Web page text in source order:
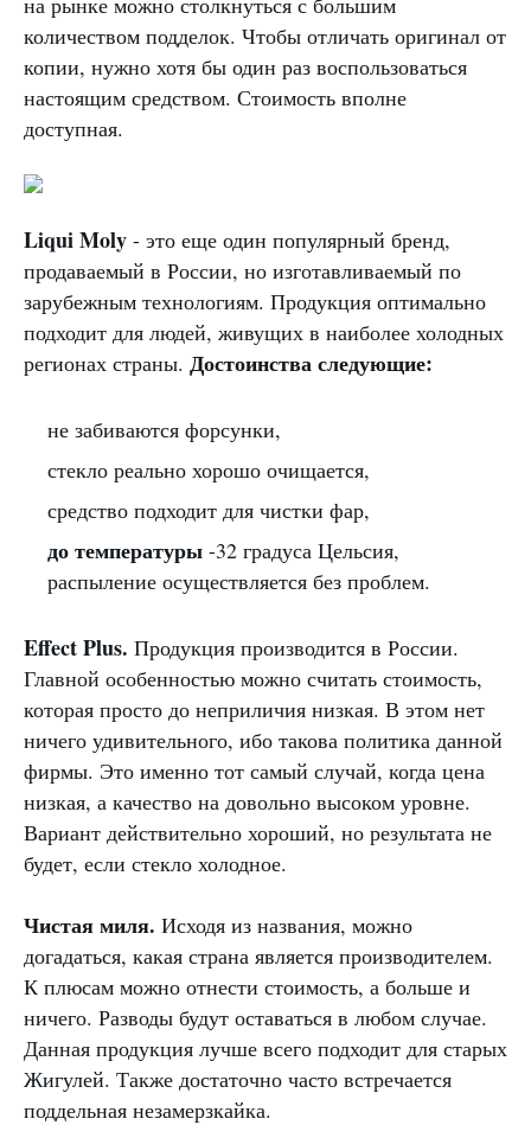
количеством подделок. Чтобы отличать оригинал от
копии, нужно хотя бы один раз воспользоваться
настоящим средством. Стоимость вполне
доступная.
Liqui Moly - это еще один популярный бренд,
продаваемый в России, но изготавливаемый по
зарубежным технологиям. Продукция оптимально
подходит для людей, живущих в наиболее холодных
регионах страны. Достоинства следующие:
не забиваются форсунки,
стекло реально хорошо очищается,
средство подходит для чистки фар,
до температуры -32 градуса Цельсия,
распыление осуществляется без проблем.
Effect Plus. Продукция производится в России.
Главной особенностью можно считать стоимость,
которая просто до неприличия низкая. В этом нет
ничего удивительного, ибо такова политика данной
фирмы. Это именно тот самый случай, когда цена
низкая, а качество на довольно высоком уровне.
Вариант действительно хороший, но результата не
будет, если стекло холодное.
Чистая миля. Исходя из названия, можно
догадаться, какая страна является производителем.
К плюсам можно отнести стоимость, а больше и
ничего. Разводы будут оставаться в любом случае.
Данная продукция лучше всего подходит для старых
Жигулей. Также достаточно часто встречается
поддельная незамерзкайка.